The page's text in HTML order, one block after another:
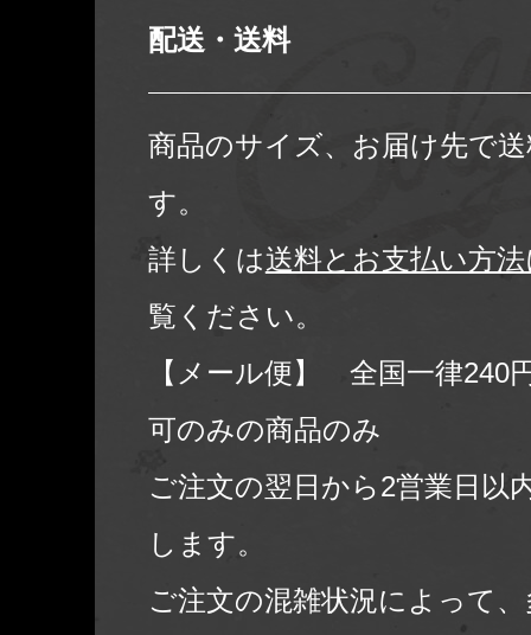
配送・送料
商品のサイズ、お届け先で
す。
詳しくは送料とお支払い方
覧ください。
【メール便】 全国一律240
可のみの商品のみ
ご注文の翌日から2営業日以
します。
ご注文の混雑状況によって